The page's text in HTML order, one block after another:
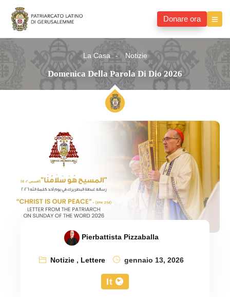
Donare ora
La Casa Notizie
Domenica Della Parola Di Dio 2026
Pierbattista Pizzaballa
Notizie, Lettere gennaio 13, 2026
It